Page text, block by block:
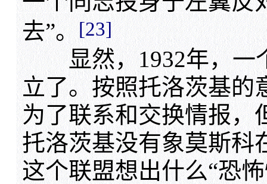
去”。
[23]
显然，1932年，一
立了。按照托洛茨基的
为了联系和交换情报，
托洛茨基没有象莫斯科
这个联盟想出什么“恐